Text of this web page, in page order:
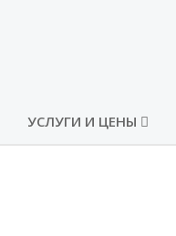
УСЛУГИ И ЦЕНЫ